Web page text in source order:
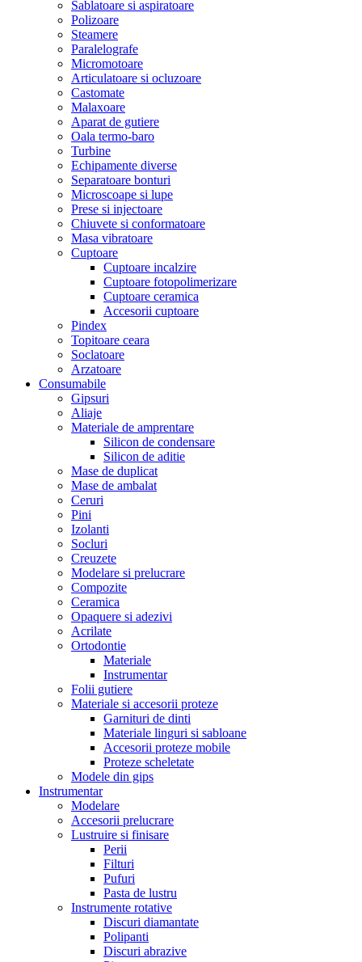
Sablatoare si aspiratoare
Polizoare
Steamere
Paralelografe
Micromotoare
Articulatoare si ocluzoare
Castomate
Malaxoare
Aparat de gutiere
Oala termo-baro
Turbine
Echipamente diverse
Separatoare bonturi
Microscoape si lupe
Prese si injectoare
Chiuvete si conformatoare
Masa vibratoare
Cuptoare
Cuptoare incalzire
Cuptoare fotopolimerizare
Cuptoare ceramica
Accesorii cuptoare
Pindex
Topitoare ceara
Soclatoare
Arzatoare
Consumabile
Gipsuri
Aliaje
Materiale de amprentare
Silicon de condensare
Silicon de aditie
Mase de duplicat
Mase de ambalat
Ceruri
Pini
Izolanti
Socluri
Creuzete
Modelare si prelucrare
Compozite
Ceramica
Opaquere si adezivi
Acrilate
Ortodontie
Materiale
Instrumentar
Folii gutiere
Materiale si accesorii proteze
Garnituri de dinti
Materiale linguri si sabloane
Accesorii proteze mobile
Proteze scheletate
Modele din gips
Instrumentar
Modelare
Accesorii prelucrare
Lustruire si finisare
Perii
Filturi
Pufuri
Pasta de lustru
Instrumente rotative
Discuri diamantate
Polipanti
Discuri abrazive